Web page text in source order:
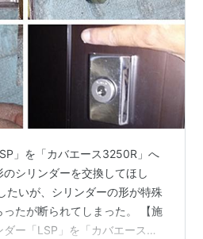
」を「カバエース3250R」へ
のシリンダーを交換してほし
たいが、シリンダーの形が特殊
たが断られてしまった。 【施
ー「LSP」を「カバエース